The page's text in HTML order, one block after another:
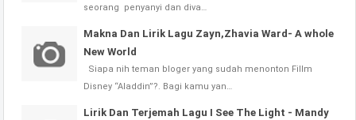
seorang penyanyi dan diva…
Makna Dan Lirik Lagu Zayn,Zhavia Ward- A whole
New World
Siapa nih teman bloger yang sudah menonton Fillm
Disney “Aladdin”?. Bagi kamu yan…
Lirik Dan Terjemah Lagu I See The Light - Mandy